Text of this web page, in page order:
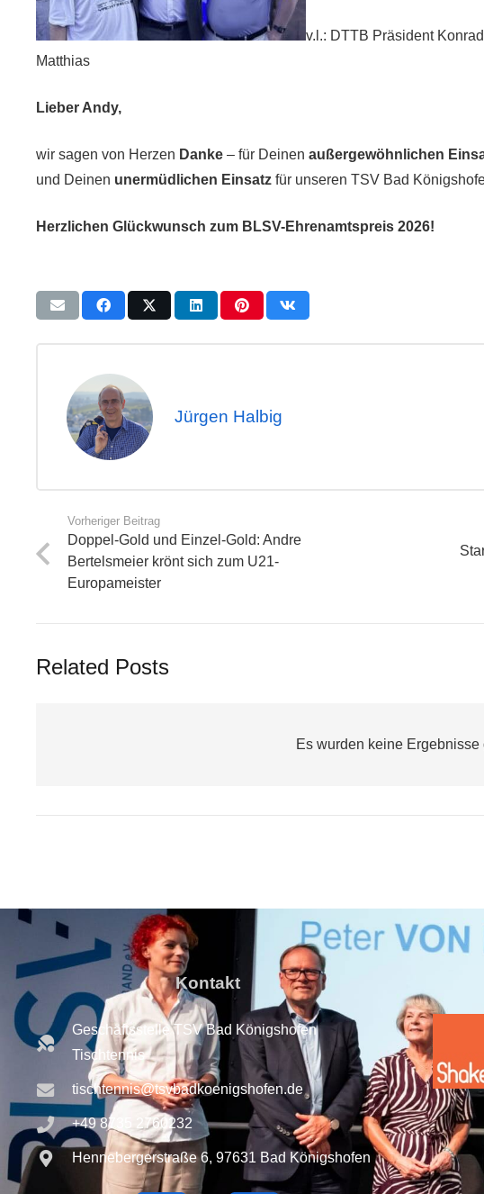
v.l.: DTTB Präsident
Matthias
Lieber Andy,
wir sagen von Herzen Danke – für Deinen außergewöhnlichen
und Deinen unermüdlichen Einsatz für unseren TSV Bad
Herzlichen Glückwunsch zum BLSV-Ehrenamtspreis 2026!
Jürgen Halbig
Vorheriger Beitrag
Doppel-Gold und Einzel-Gold: Andre
Bertelsmeier krönt sich zum U21-
Europameister
Related Posts
Es wurden keine Ergebnisse
Kontakt
Geschäftsstelle TSV Bad Königshofen
Tischtennis
tischtennis@tsvbadkoenigshofen.de
+49 8735 2760232
Hennebergerstraße 6, 97631 Bad Königshofen